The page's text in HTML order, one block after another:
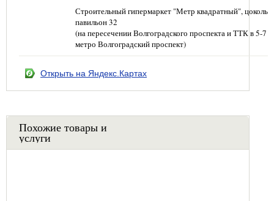
Строительный гипермаркет "Метр квадратный",
павильон 32
(на пересечении Волгоградского проспекта и ТТК в 5-7
метро Волгоградский проспект)
Открыть на Яндекс.Картах
Похожие товары и
услуги